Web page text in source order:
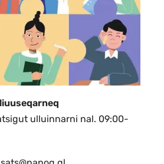
ulluinnarni nal. 09:00-